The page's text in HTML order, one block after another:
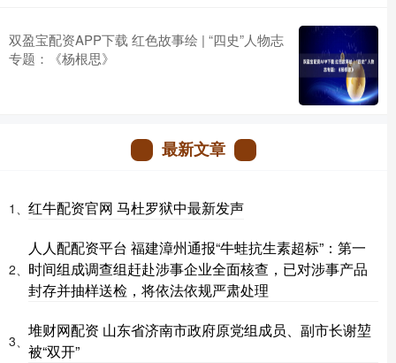
双盈宝配资APP下载 红色故事绘 | “四史”人物志
专题：《杨根思》
最新文章
1、 红牛配资官网 马杜罗狱中最新发声
2、
人人配配资平台 福建漳州通报“牛蛙抗生素超标”：第一
时间组成调查组赶赴涉事企业全面核查，已对涉事产品
封存并抽样送检，将依法依规严肃处理
3、
堆财网配资 山东省济南市政府原党组成员、副市长谢堃
被“双开”